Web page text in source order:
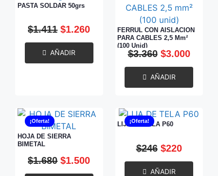
PASTA SOLDAR 50grs
$1.411 $1.260
AÑADIR
FERRUL CON AISLACION
PARA CABLES 2,5 Mm²
(100 Unid)
$3.360 $3.000
AÑADIR
HOJA DE SIERRA
BIMETAL
¡Oferta!
$1.680 $1.500
LIJA DE TELA P60
¡Oferta!
$246 $220
AÑADIR